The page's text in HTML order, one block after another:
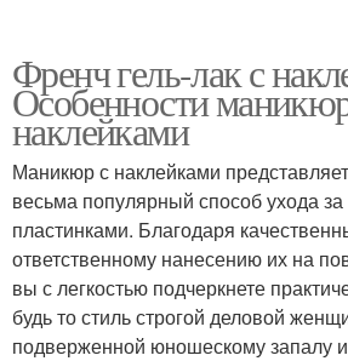
Френч гель-лак с
Особенности
наклейками
Маникюр с наклейками
весьма популярный способ ухода
пластинками. Благодаря
ответственному нанесению их на
вы с легкостью подчеркнете
будь то стиль строгой деловой
подверженной юношескому запалу и